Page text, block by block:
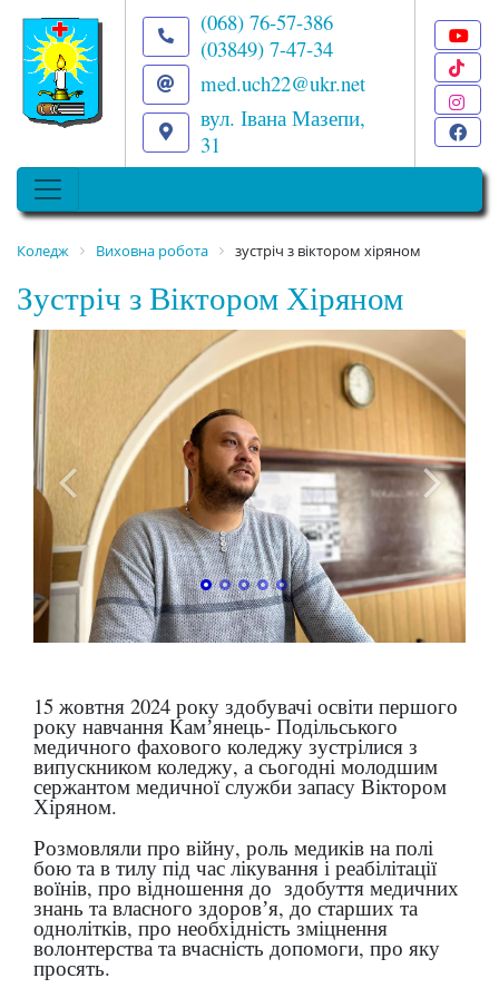
(068) 76-57-386
(03849) 7-47-34
med.uch22@ukr.net
вул. Івана Мазепи,
31
Коледж Виховна робота зустріч з віктором хіряном
Зустріч з Віктором Хіряном
15 жовтня 2024 року здобувачі освіти першого
року навчання Камʼянець- Подільського
медичного фахового коледжу зустрілися з
випускником коледжу, а сьогодні молодшим
сержантом медичної служби запасу Віктором
Хіряном.
Розмовляли про війну, роль медиків на полі
бою та в тилу під час лікування і реабілітації
воїнів, про відношення до здобуття медичних
знань та власного здоровʼя, до старших та
однолітків, про необхідність зміцнення
волонтерства та вчасність допомоги, про яку
просять.